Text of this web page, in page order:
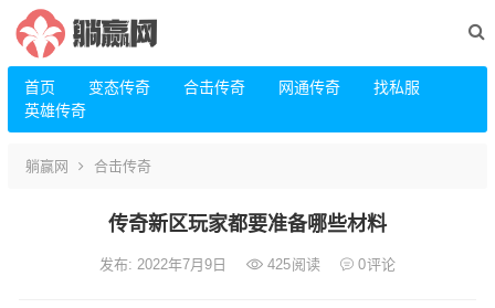
首页 变态传奇 合击传奇 网通传奇
找私服
英雄传奇
躺赢网 合击传奇
传奇新区玩家都要准备哪些材料
发布: 2022年7月9日 425阅读 0评论